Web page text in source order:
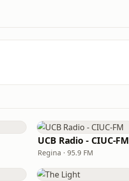
UCB Radio - CIUC-FM
Regina · 95.9 FM